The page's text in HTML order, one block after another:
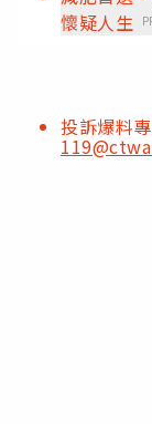
懷疑人生
投訴爆料專